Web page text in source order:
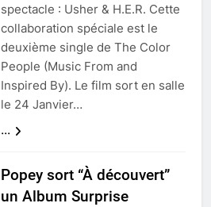
spectacle : Usher & H.E.R. Cette
collaboration spéciale est le
deuxième single de The Color
People (Music From and
Inspired By). Le film sort en salle
le 24 Janvier…
...
Popey sort “À découvert”
un Album Surprise